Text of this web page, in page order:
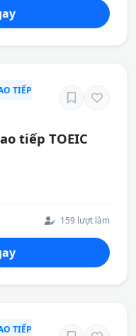
TIẾP
tiếp TOEIC
159 lượt làm
TIẾP